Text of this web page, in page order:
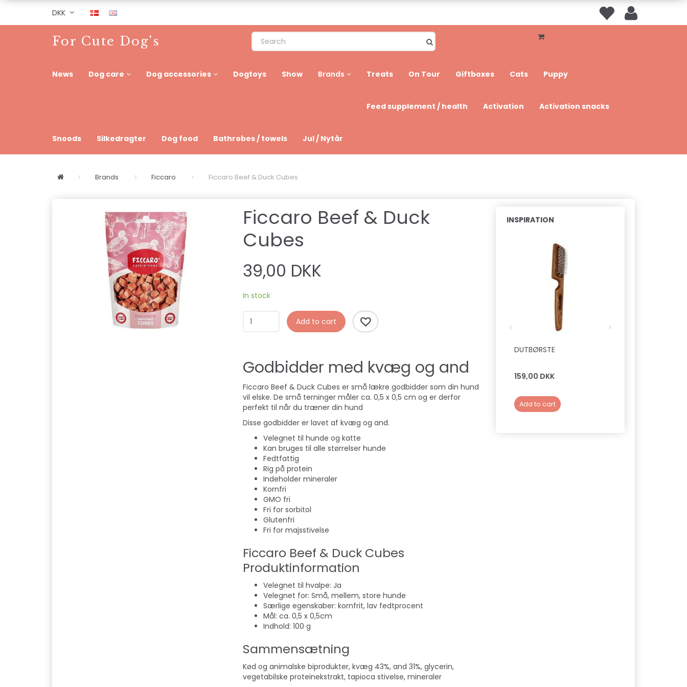
DKK
For Cute Dog's
News Dog care Dog accessories Dogtoys Show Brands Treats On Tour Giftboxes Cats Puppy
Feed supplement / health Activation Activation snacks
Snoods Silkedragter Dog food Bathrobes / towels Jul / Nytår
Brands Ficcaro Ficcaro Beef & Duck Cubes
Ficcaro Beef & Duck
Cubes
39,00 DKK
In stock
Add to cart
Godbidder med kvæg og and
Ficcaro Beef & Duck Cubes er små lækre godbidder som din hund
vil elske.De små terninger måler ca. 0,5 x 0,5 cm og er derfor
perfekt til når du træner din hund
Disse godbidder er lavet af kvæg og and.
Velegnet til hunde og katte
Kan bruges til alle størrelser hunde
Fedtfattig
Rig på protein
Indeholder mineraler
Kornfri
GMO fri
Fri for sorbitol
Glutenfri
Fri for majsstivelse
Ficcaro Beef & Duck Cubes
Produktinformation
Velegnet til hvalpe: Ja
Velegnet for: Små, mellem, store hunde
Særlige egenskaber: kornfrit, lav fedtprocent
Mål: ca. 0,5 x 0,5cm
Indhold: 100 g
Sammensætning
Kød og animalske biprodukter, kvæg 43%, and 31%, glycerin,
vegetabilske proteinekstrakt, tapioca stivelse, mineraler
INSPIRATION
DUTBØRSTE
159,00 DKK
Add to cart